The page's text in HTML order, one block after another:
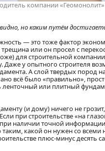
компании «Геомонолит»
но каким путём
— это тоже фактор
или он просел с
для строительной
Даже у опытного строителя
А слой твердых пород
всё было «правильно»,
или плитный
(и дому) ничего не
при строительстве «на
наличии точной
какой он нужен со
плюс-минус десять